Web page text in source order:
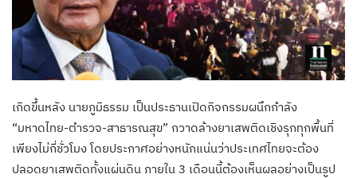
เกิดขึ้นหลัง นายภูมิธรรม เป็นประธานเปิดกิจกรรมผนึกกำลัง
“มหาดไทย-ตำรวจ-สาธารณสุข” กวาดล้างยาเสพติดเชิงรุกทุกพื้นที่
เพียงไม่กี่ชั่วโมง โดยประกาศอย่างหนักแน่นว่าประเทศไทยจะต้อง
ปลอดยาเสพติดทั้งแผ่นดิน ภายใน 3 เดือนนี้ต้องเห็นผลอย่างเป็นรูป